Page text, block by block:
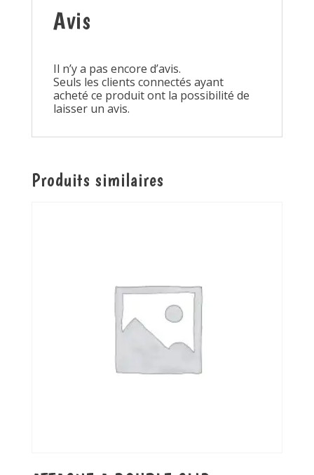
Avis
Il n’y a pas encore d’avis.
Seuls les clients connectés ayant
acheté ce produit ont la possibilité de
laisser un avis.
Produits similaires